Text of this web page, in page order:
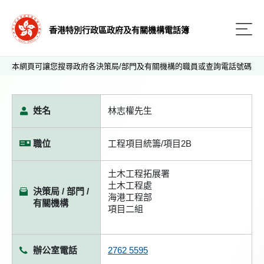
香港特別行政區政府及有關機構電話簿
本網頁可讓您搜尋政府各決策局/部門及有關機構的職員或查詢電話號碼
姓名 林志權先生
職位 工程項目統籌/項目2B
決策局 / 部門 /
有關機構
土木工程拓展署
土木工程處
海港工程部
項目二組
辦公室電話 2762 5595